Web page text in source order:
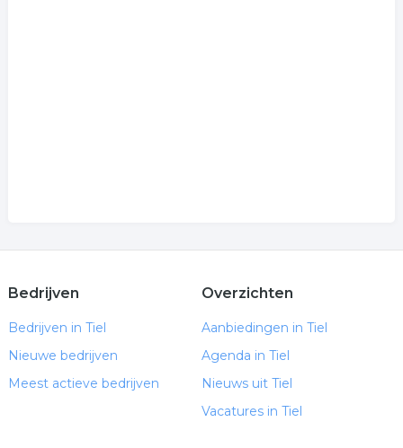
Bedrijven
Bedrijven in Tiel
Nieuwe bedrijven
Meest actieve bedrijven
Overzichten
Aanbiedingen in Tiel
Agenda in Tiel
Nieuws uit Tiel
Vacatures in Tiel